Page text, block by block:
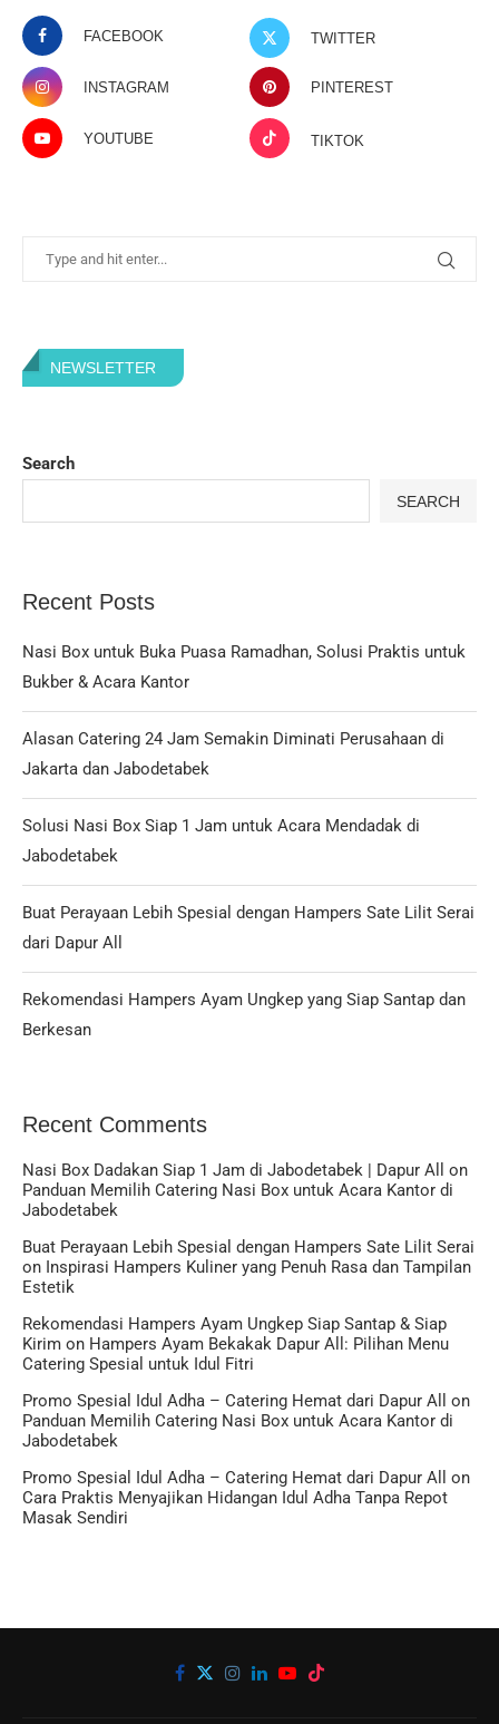
FACEBOOK TWITTER
INSTAGRAM PINTEREST
YOUTUBE TIKTOK
NEWSLETTER
Search
SEARCH
Recent Posts
Nasi Box untuk Buka Puasa Ramadhan, Solusi Praktis untuk
Bukber & Acara Kantor
Alasan Catering 24 Jam Semakin Diminati Perusahaan di
Jakarta dan Jabodetabek
Solusi Nasi Box Siap 1 Jam untuk Acara Mendadak di
Jabodetabek
Buat Perayaan Lebih Spesial dengan Hampers Sate Lilit Serai
dari Dapur All
Rekomendasi Hampers Ayam Ungkep yang Siap Santap dan
Berkesan
Recent Comments
Nasi Box Dadakan Siap 1 Jam di Jabodetabek | Dapur All
on
Panduan Memilih Catering Nasi Box untuk Acara Kantor di
Jabodetabek
Buat Perayaan Lebih Spesial dengan Hampers Sate Lilit Serai
on Inspirasi Hampers Kuliner yang Penuh Rasa dan Tampilan
Estetik
Rekomendasi Hampers Ayam Ungkep Siap Santap & Siap
Kirim on Hampers Ayam Bekakak Dapur All: Pilihan Menu
Catering Spesial untuk Idul Fitri
Promo Spesial Idul Adha – Catering Hemat dari Dapur All
on
Panduan Memilih Catering Nasi Box untuk Acara Kantor di
Jabodetabek
Promo Spesial Idul Adha – Catering Hemat dari Dapur All
on
Cara Praktis Menyajikan Hidangan Idul Adha Tanpa Repot
Masak Sendiri